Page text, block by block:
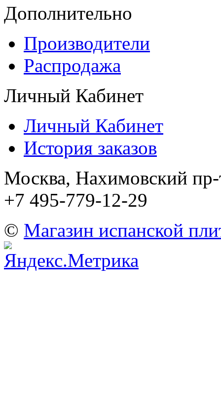
Дополнительно
Производители
Распродажа
Личный Кабинет
Личный Кабинет
История заказов
Москва, Нахимовский
+7 495-779-12-29
© Магазин испанской